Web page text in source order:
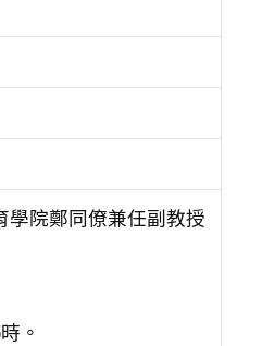
學院鄭同僚兼任副教授
。